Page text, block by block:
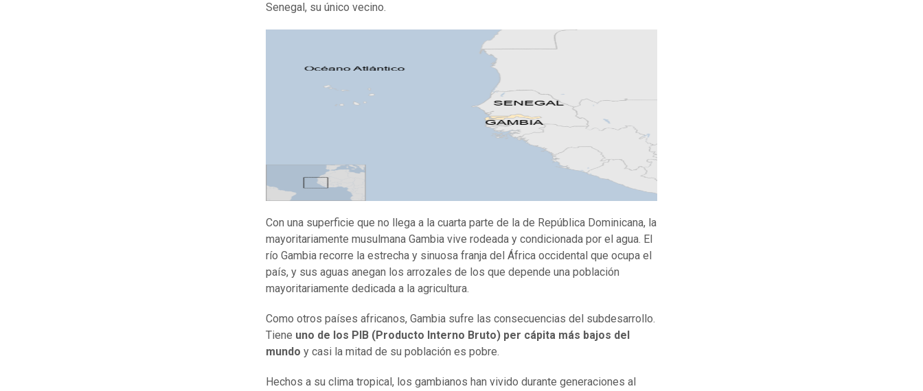
Senegal, su único vecino.
Con una superficie que no llega a la cuarta parte de la de República Dominicana, la
mayoritariamente musulmana Gambia vive rodeada y condicionada por el agua. El
río Gambia recorre la estrecha y sinuosa franja del África occidental que ocupa el
país, y sus aguas anegan los arrozales de los que depende una población
mayoritariamente dedicada a la agricultura.
Como otros países africanos, Gambia sufre las consecuencias del subdesarrollo.
Tiene uno de los PIB (Producto Interno Bruto) per cápita más bajos del
mundo y casi la mitad de su población es pobre.
Hechos a su clima tropical, los gambianos han vivido durante generaciones al